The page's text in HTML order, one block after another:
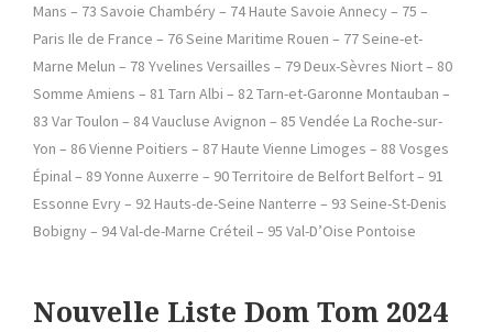
Mans – 73 Savoie Chambéry – 74 Haute Savoie Annecy – 75 –
Paris Ile de France – 76 Seine Maritime Rouen – 77 Seine-et-
Marne Melun – 78 Yvelines Versailles – 79 Deux-Sèvres Niort – 80
Somme Amiens – 81 Tarn Albi – 82 Tarn-et-Garonne Montauban –
83 Var Toulon – 84 Vaucluse Avignon – 85 Vendée La Roche-sur-
Yon – 86 Vienne Poitiers – 87 Haute Vienne Limoges – 88 Vosges
Épinal – 89 Yonne Auxerre – 90 Territoire de Belfort Belfort – 91
Essonne Evry – 92 Hauts-de-Seine Nanterre – 93 Seine-St-Denis
Bobigny – 94 Val-de-Marne Créteil – 95 Val-D’Oise Pontoise
Nouvelle Liste Dom Tom 2024